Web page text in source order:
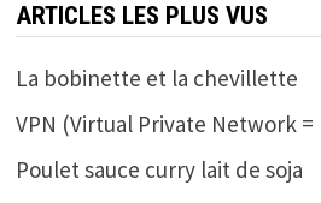
ARTICLES LES PLUS VUS
La bobinette et la chevillette
VPN (Virtual Private Network
Poulet sauce curry lait de soja